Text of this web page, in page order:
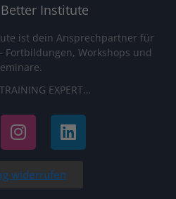
Institute
ist dein Ansprechpartner für
Fortbildungen, Workshops und
EXPERT…
widerrufen